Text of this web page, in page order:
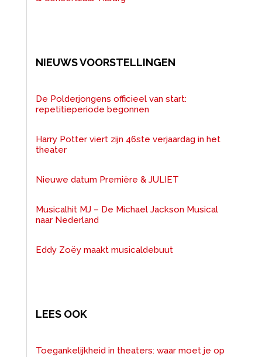
NIEUWS VOORSTELLINGEN
De Polderjongens officieel van start:
repetitieperiode begonnen
Harry Potter viert zijn 46ste verjaardag in het
theater
Nieuwe datum Première & JULIET
Musicalhit MJ – De Michael Jackson Musical
naar Nederland
Eddy Zoëy maakt musicaldebuut
LEES OOK
Toegankelijkheid in theaters: waar moet je op